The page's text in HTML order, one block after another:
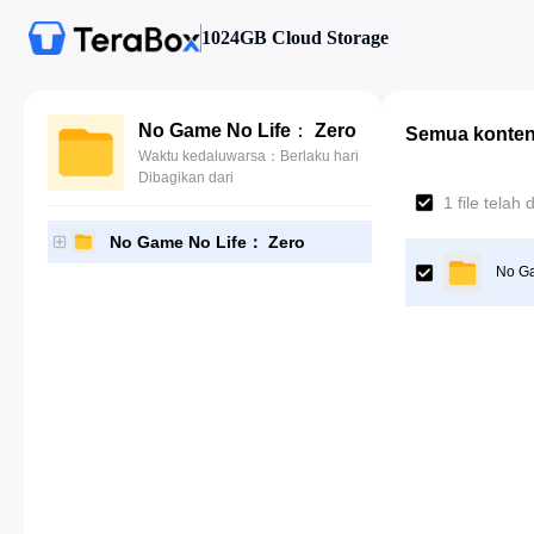
1024GB Cloud Storage
No Game No Life： Zero
Waktu kedaluwarsa：Berlaku hari
Dibagikan dari
No Game No Life： Zero
Semua konten
1 file telah
No